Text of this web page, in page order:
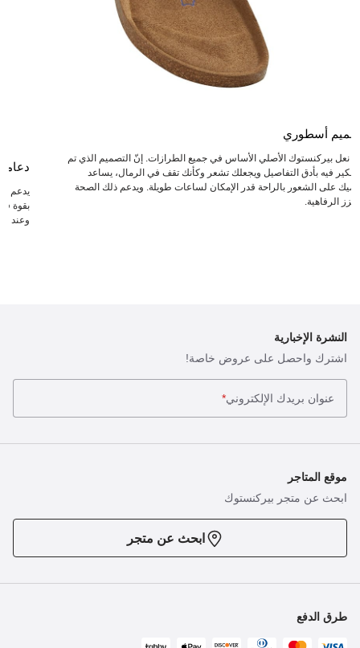
أسطوري
نعل بيركنستوك الأصلي الأساس في جميع الطرازات. إنّ التصميم الذي تم
فيه بأدق التفاصيل ويجعلك تشعر وكأنك تقف في الرمال، يساعد
على الشعور بالراحة قدر الإمكان لساعات طويلة. ويدعم ذلك الصحة
الرفاهية.
يدعم
بقوة
وعند
النشرة الإخبارية
اشترك واحصل على عروض خاصة!
عنوان بريدك الإلكتروني*
موقع المتاجر
ابحث عن متجر بيركنستوك
ابحث عن متجر
طرق الدفع